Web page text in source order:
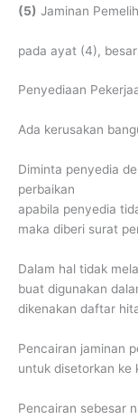
(5) Jaminan
pada ayat (4),
Penyediaan
Ada kerusakan
Diminta penyedia
perbaikan
apabila penyedia
maka diberi surat
Dalam hal tidak
buat digunakan
dikenakan daftar
Pencairan jaminan
untuk disetorkan ke
Pencairan sebesar